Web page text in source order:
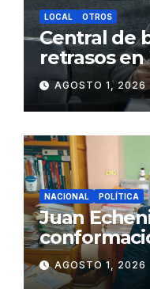
LOCAL OTROS
Central de
retrasos
de Agua y
Juliaca
AGOSTO 1, 2026
NACIONAL POLÍTICA
Juan
gabinete
Fujimori
AGOSTO 1, 2026